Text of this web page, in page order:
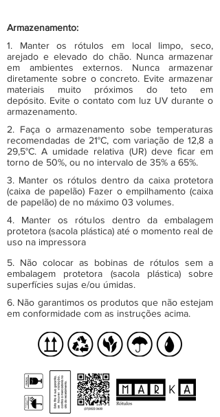
Armazenamento:
1. Manter os rótulos em local limpo, seco,
arejado e elevado do chão. Nunca armazenar
em ambientes externos. Nunca armazenar
diretamente sobre o concreto. Evite armazenar
materiais muito próximos do teto em
depósito. Evite o contato com luz UV durante o
armazenamento.
2. Faça o armazenamento sobe temperaturas
recomendadas de 21°C, com variação de 12,8 a
29,5°C. A umidade relativa (UR) deve ficar em
torno de 50%, ou no intervalo de 35% a 65%.
3. Manter os rótulos dentro da caixa protetora
(caixa de papelão) Fazer o empilhamento (caixa
de papelão) de no máximo 03 volumes.
4. Manter os rótulos dentro da embalagem
protetora (sacola plástica) até o momento real de
uso na impressora
5. Não colocar as bobinas de rótulos sem a
embalagem protetora (sacola plástica) sobre
superfícies sujas e/ou úmidas.
6. Não garantimos os produtos que não estejam
em conformidade com as instruções acima.